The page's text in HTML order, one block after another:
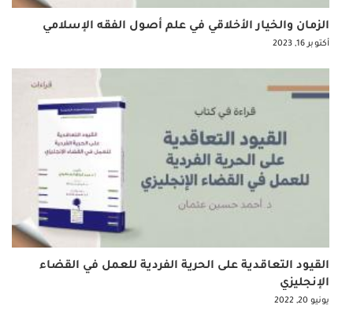
الزمان والخيار الأخلاقي في علم أصول الفقه الإسلامي
أكتوبر 16, 2023
القيود التعاقدية على الحرية الفردية للعمل في القضاء
الإنجليزي
يونيو 20, 2022